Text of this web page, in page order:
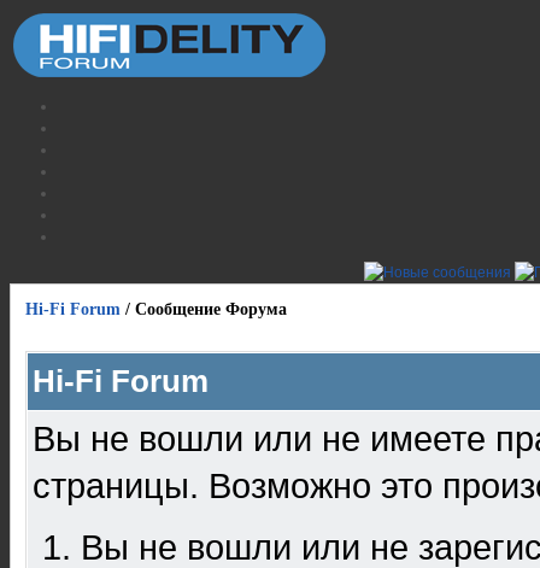
Hi-Fi Forum / Сообщение Форума
Hi-Fi Forum
Вы не вошли или не имеете
страницы. Возможно это
Вы не вошли или не